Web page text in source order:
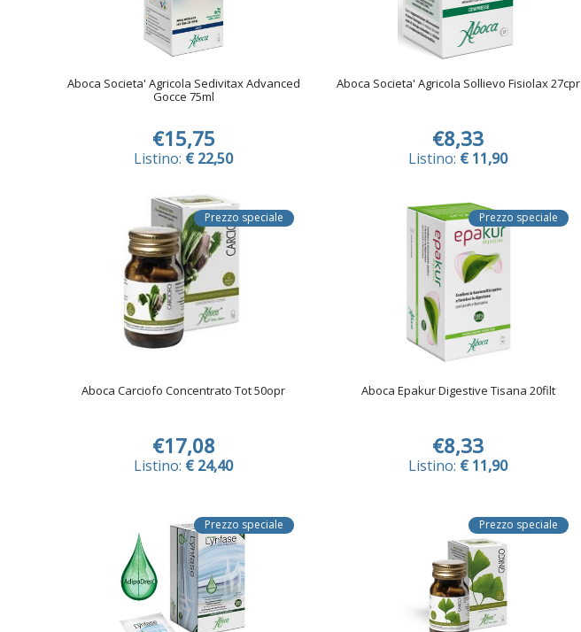
Aboca Societa' Agricola Sedivitax Advanced
Gocce 75ml
€15,75
Listino: € 22,50
Aboca Societa' Agricola Sollievo Fisiolax 27cpr
€8,33
Listino: € 11,90
Prezzo speciale
Aboca Carciofo Concentrato Tot 50opr
€17,08
Listino: € 24,40
Prezzo speciale
Aboca Epakur Digestive Tisana 20filt
€8,33
Listino: € 11,90
Prezzo speciale Prezzo speciale